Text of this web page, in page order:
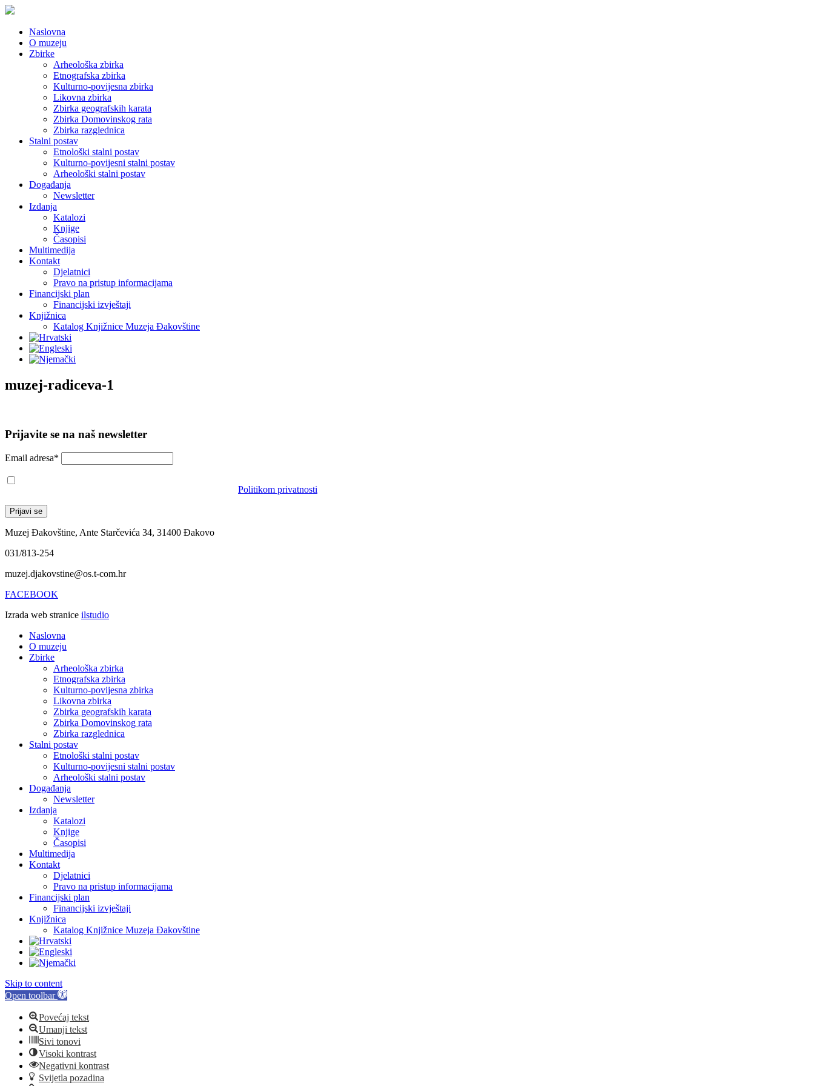
Naslovna
O muzeju
Zbirke
Arheološka zbirka
Etnografska zbirka
Kulturno-povijesna zbirka
Likovna zbirka
Zbirka geografskih karata
Zbirka Domovinskog rata
Zbirka razglednica
Stalni postav
Etnološki stalni postav
Kulturno-povijesni stalni postav
Arheološki stalni postav
Događanja
Newsletter
Izdanja
Katalozi
Knjige
Časopisi
Multimedija
Kontakt
Djelatnici
Pravo na pristup informacijama
Financijski plan
Financijski izvještaji
Knjižnica
Katalog Knjižnice Muzeja Đakovštine
muzej-radiceva-1
Prijavite se na naš newsletter
Email adresa*
Politikom privatnosti
Muzej Đakovštine, Ante Starčevića 34, 31400 Đakovo
031/813-254
muzej.djakovstine@os.t-com.hr
FACEBOOK
Izrada web stranice ilstudio
Naslovna
O muzeju
Zbirke
Arheološka zbirka
Etnografska zbirka
Kulturno-povijesna zbirka
Likovna zbirka
Zbirka geografskih karata
Zbirka Domovinskog rata
Zbirka razglednica
Stalni postav
Etnološki stalni postav
Kulturno-povijesni stalni postav
Arheološki stalni postav
Događanja
Newsletter
Izdanja
Katalozi
Knjige
Časopisi
Multimedija
Kontakt
Djelatnici
Pravo na pristup informacijama
Financijski plan
Financijski izvještaji
Knjižnica
Katalog Knjižnice Muzeja Đakovštine
Skip to content
Open toolbar
Povećaj tekst
Umanji tekst
Sivi tonovi
Visoki kontrast
Negativni kontrast
Svijetla pozadina